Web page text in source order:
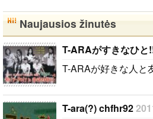
な人と友達に
なりたいです
(^^)..
Naujausios žinutės
T-ARAがすきなひと
T-ARAが好きな人と
T-ara(?) chfhr92